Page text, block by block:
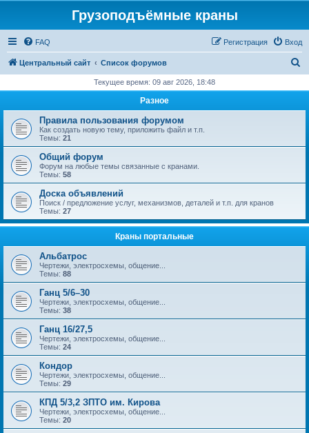
Грузоподъёмные краны
FAQ Вход
Регистрация
Центральный сайт Список форумов
с
Текущее время: 09 авг 2026, 18:48
Разное
Правила пользования форумом
Как создать новую тему, приложить файл и т.п.
Темы: 21
Общий форум
Форум на любые темы связанные с кранами.
Темы: 58
Доска объявлений
Поиск / предложение услуг, механизмов, деталей и т.п. для кранов
Темы: 27
Краны портальные
Альбатрос
Чертежи, электросхемы, общение...
Темы: 88
Ганц 5/6–30
Чертежи, электросхемы, общение...
Темы: 38
Ганц 16/27,5
Чертежи, электросхемы, общение...
Темы: 24
Кондор
Чертежи, электросхемы, общение...
Темы: 29
КПД 5/3,2 ЗПТО им. Кирова
Чертежи, электросхемы, общение...
Темы: 20